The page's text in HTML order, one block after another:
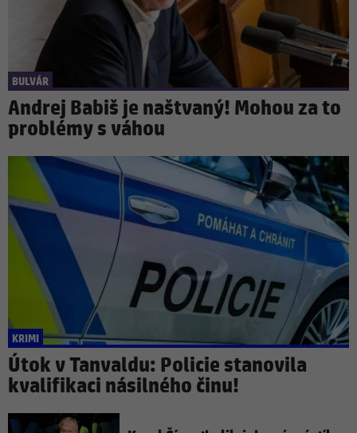
BULVÁR
Andrej Babiš je naštvaný! Mohou za to
problémy s váhou
KRIMI
Útok v Tanvaldu: Policie stanovila
kvalifikaci násilného činu!